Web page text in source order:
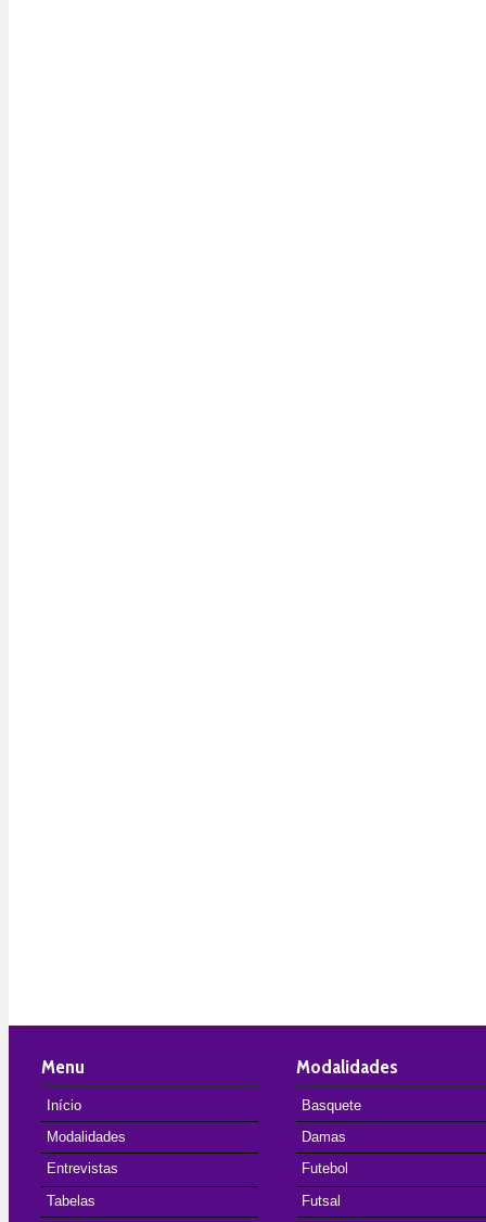
Menu
Início
Modalidades
Entrevistas
Tabelas
Modalidades
Basquete
Damas
Futebol
Futsal